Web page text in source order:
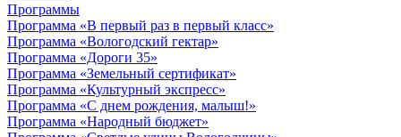
Программы
Программа «В первый раз в первый класс»
Программа «Вологодский гектар»
Программа «Дороги 35»
Программа «Земельный сертификат»
Программа «Культурный экспресс»
Программа «С днем рождения, малыш!»
Программа «Народный бюджет»